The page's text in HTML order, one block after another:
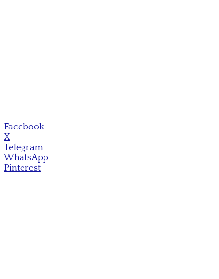
Facebook
X
Telegram
WhatsApp
Pinterest